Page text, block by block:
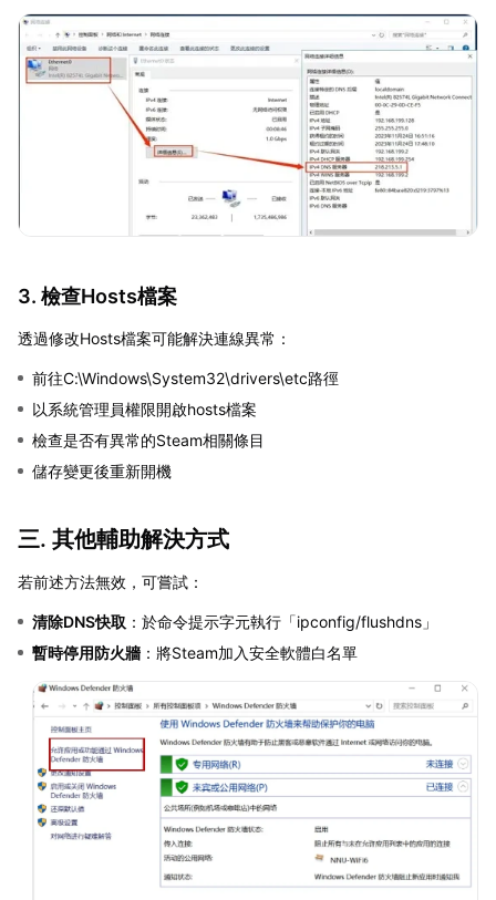
3. 檢查Hosts檔案
透過修改Hosts檔案可能解決連線異常：
前往C:\Windows\System32\drivers\etc路徑
以系統管理員權限開啟hosts檔案
檢查是否有異常的Steam相關條目
儲存變更後重新開機
三. 其他輔助解決方式
若前述方法無效，可嘗試：
清除DNS快取 ：於命令提示字元執行「ipconfig/flushdns」
暫時停用防火牆 ：將Steam加入安全軟體白名單